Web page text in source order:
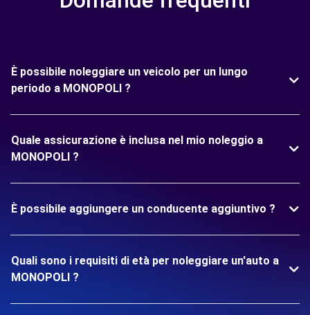
È possibile noleggiare un veicolo per un lungo
periodo a MONOPOLI ?
Quale assicurazione è inclusa nel mio noleggio a
MONOPOLI ?
È possibile aggiungere un conducente aggiuntivo ?
Quali sono i requisiti di età per noleggiare un'auto a
MONOPOLI ?